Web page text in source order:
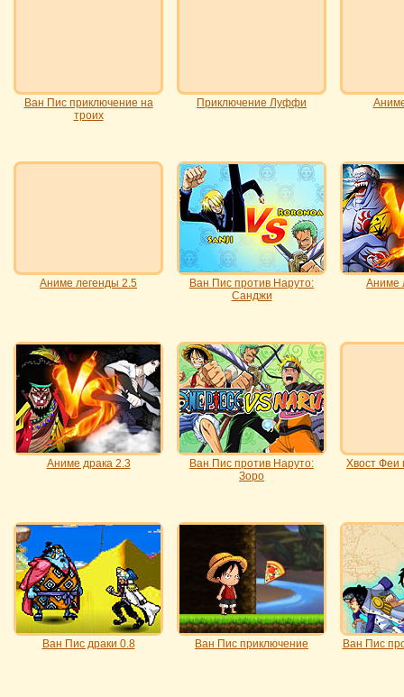
Ван Пис приключение на
троих
Приключение Луффи
Аниме легенды 2.5
Ван Пис против Наруто:
Санджи
Аниме
Аниме драка 2.3
Ван Пис против Наруто:
Зоро
Хвост Феи
Ван Пис драки 0.8 Ван Пис приключение Ван Пис